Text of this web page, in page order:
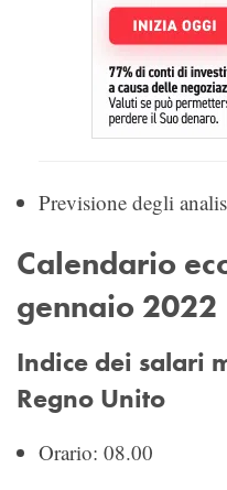
Previsione degli
Calendario
gennaio 2022
Indice dei salari
Regno Unito
Orario: 08.00